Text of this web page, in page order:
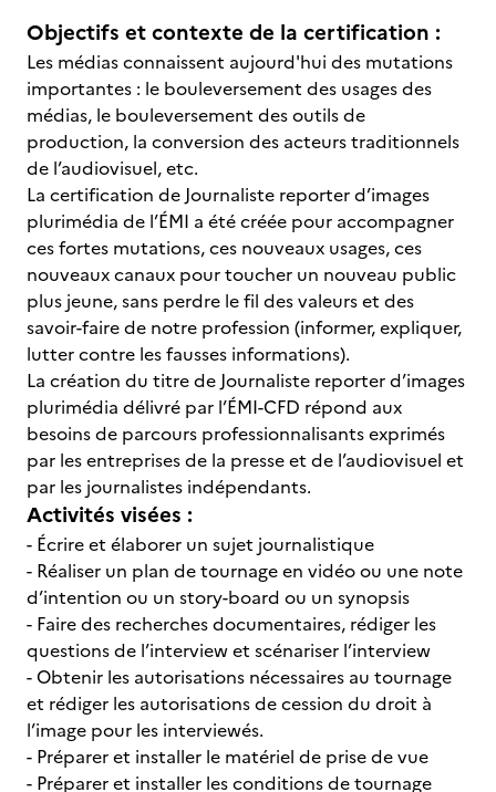
Objectifs et contexte de la certification :
Les médias connaissent aujourd'hui des mutations
importantes : le bouleversement des usages des
médias, le bouleversement des outils de
production, la conversion des acteurs traditionnels
de l’audiovisuel, etc.
La certification de Journaliste reporter d’images
plurimédia de l’ÉMI a été créée pour accompagner
ces fortes mutations, ces nouveaux usages, ces
nouveaux canaux pour toucher un nouveau public
plus jeune, sans perdre le fil des valeurs et des
savoir-faire de notre profession (informer, expliquer,
lutter contre les fausses informations).
La création du titre de Journaliste reporter d’images
plurimédia délivré par l’ÉMI-CFD répond aux
besoins de parcours professionnalisants exprimés
par les entreprises de la presse et de l’audiovisuel et
par les journalistes indépendants.
Activités visées :
- Écrire et élaborer un sujet journalistique
- Réaliser un plan de tournage en vidéo ou une note
d’intention ou un story-board ou un synopsis
- Faire des recherches documentaires, rédiger les
questions de l’interview et scénariser l’interview
- Obtenir les autorisations nécessaires au tournage
et rédiger les autorisations de cession du droit à
l’image pour les interviewés.
- Préparer et installer le matériel de prise de vue
- Préparer et installer les conditions de tournage